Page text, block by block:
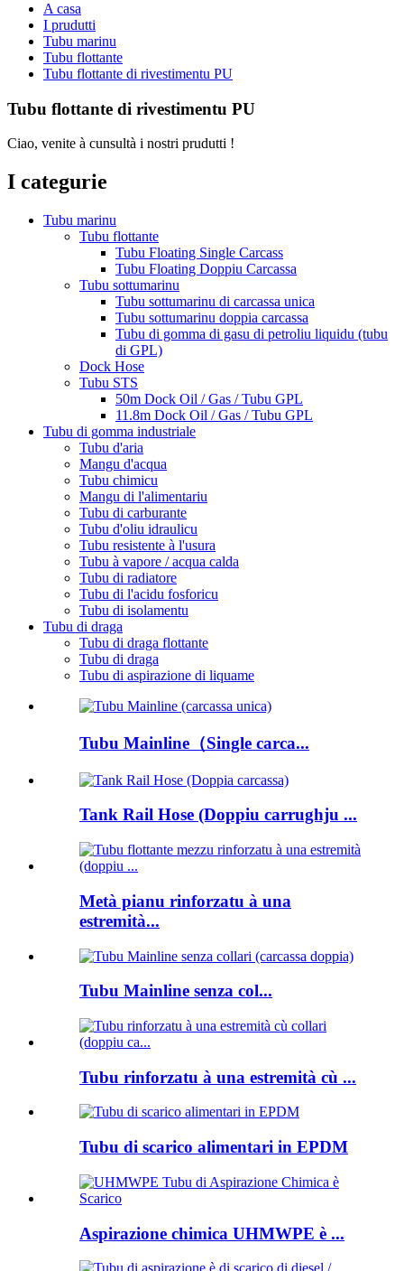
A casa
I prudutti
Tubu marinu
Tubu flottante
Tubu flottante di rivestimentu PU
Tubu flottante di rivestimentu PU
Ciao, venite à cunsultà i nostri prudutti !
I categurie
Tubu marinu
Tubu flottante
Tubu Floating Single Carcass
Tubu Floating Doppiu Carcassa
Tubu sottumarinu
Tubu sottumarinu di carcassa unica
Tubu sottumarinu doppia carcassa
Tubu di gomma di gasu di petroliu liquidu (tubu
di GPL)
Dock Hose
Tubu STS
50m Dock Oil / Gas / Tubu GPL
11.8m Dock Oil / Gas / Tubu GPL
Tubu di gomma industriale
Tubu d'aria
Mangu d'acqua
Tubu chimicu
Mangu di l'alimentariu
Tubu di carburante
Tubu d'oliu idraulicu
Tubu resistente à l'usura
Tubu à vapore / acqua calda
Tubu di radiatore
Tubu di l'acidu fosforicu
Tubu di isolamentu
Tubu di draga
Tubu di draga flottante
Tubu di draga
Tubu di aspirazione di liquame
Tubu Mainline（Single carca...
Tank Rail Hose (Doppiu carrughju ...
Metà pianu rinforzatu à una
estremità...
Tubu Mainline senza col...
Tubu rinforzatu à una estremità cù ...
Tubu di scarico alimentari in EPDM
Aspirazione chimica UHMWPE è ...